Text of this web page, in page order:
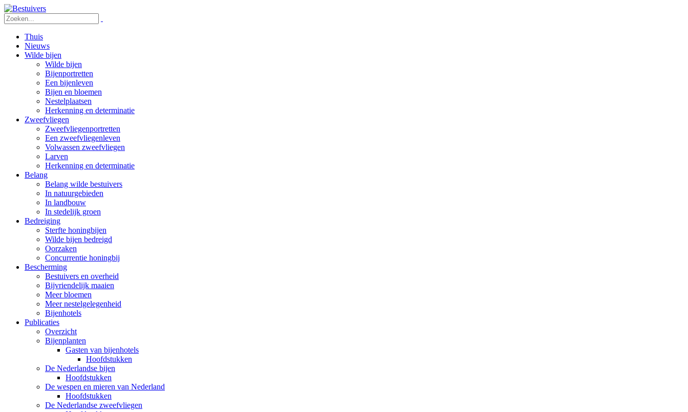
Thuis
Nieuws
Wilde bijen
Wilde bijen
Bijenportretten
Een bijenleven
Bijen en bloemen
Nestelplaatsen
Herkenning en determinatie
Zweefvliegen
Zweefvliegenportretten
Een zweefvliegenleven
Volwassen zweefvliegen
Larven
Herkenning en determinatie
Belang
Belang wilde bestuivers
In natuurgebieden
In landbouw
In stedelijk groen
Bedreiging
Sterfte honingbijen
Wilde bijen bedreigd
Oorzaken
Concurrentie honingbij
Bescherming
Bestuivers en overheid
Bijvriendelijk maaien
Meer bloemen
Meer nestelgelegenheid
Bijenhotels
Publicaties
Overzicht
Bijenplanten
Gasten van bijenhotels
Hoofdstukken
De Nederlandse bijen
Hoofdstukken
De wespen en mieren van Nederland
Hoofdstukken
De Nederlandse zweefvliegen